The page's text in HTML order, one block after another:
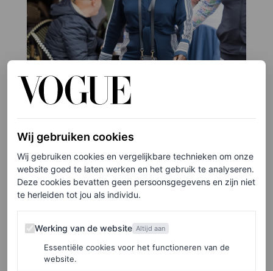
/10
Wij gebruiken cookies
Wij gebruiken cookies en vergelijkbare technieken om onze
website goed te laten werken en het gebruik te analyseren.
Deze cookies bevatten geen persoonsgegevens en zijn niet
te herleiden tot jou als individu.
Werking van de website
Werking van de website Altijd aan
Essentiële cookies voor het functioneren van de
website.